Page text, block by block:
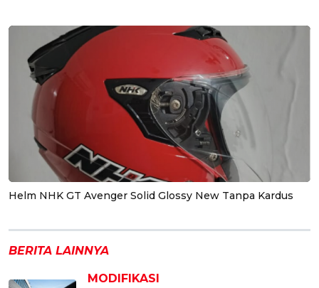
Helm NHK GT Avenger Solid Glossy New Tanpa Kardus
BERITA LAINNYA
MODIFIKASI